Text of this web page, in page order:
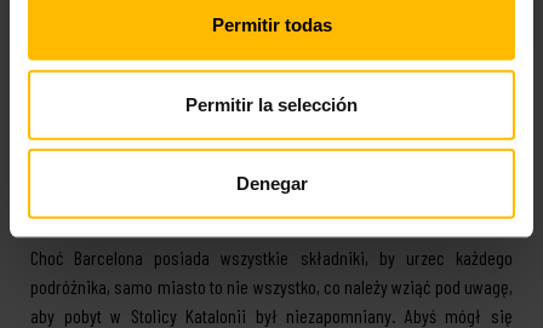
Permitir todas
Permitir la selección
Denegar
APARTAMENTY W
BARCELONIE DLA 2 LUB
5 OSÓB TYPU PREMIUM
SUPERIOR
Choć Barcelona posiada wszystkie składniki, by urzec każdego
podróżnika, samo miasto to nie wszystko, co należy wziąć pod uwagę,
aby pobyt w Stolicy Katalonii był niezapomniany. Abyś mógł się